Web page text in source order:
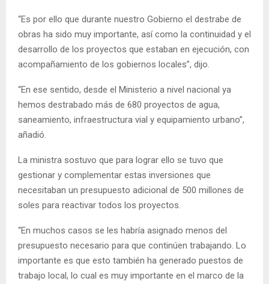
“Es por ello que durante nuestro Gobierno el destrabe de
obras ha sido muy importante, así como la continuidad y el
desarrollo de los proyectos que estaban en ejecución, con
acompañamiento de los gobiernos locales”, dijo.
“En ese sentido, desde el Ministerio a nivel nacional ya
hemos destrabado más de 680 proyectos de agua,
saneamiento, infraestructura vial y equipamiento urbano”,
añadió.
La ministra sostuvo que para lograr ello se tuvo que
gestionar y complementar estas inversiones que
necesitaban un presupuesto adicional de 500 millones de
soles para reactivar todos los proyectos.
“En muchos casos se les habría asignado menos del
presupuesto necesario para que continúen trabajando. Lo
importante es que esto también ha generado puestos de
trabajo local, lo cual es muy importante en el marco de la